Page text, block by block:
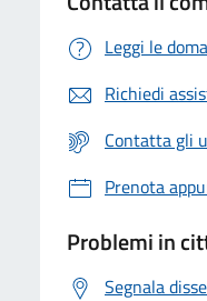
Leggi le
Richiedi
Contatta gli
Prenota
Problemi in
Segnala